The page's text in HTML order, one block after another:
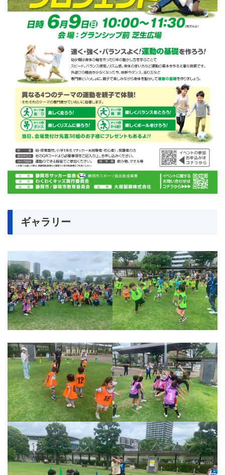
ギャラリー